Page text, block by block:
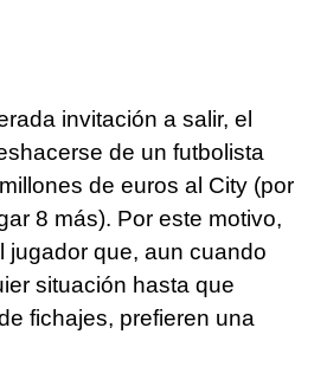
invitación a salir, el
de un futbolista
de euros al City (por
8 más). Por este motivo,
jugador que, aun cuando
situación hasta que
fichajes, prefieren una